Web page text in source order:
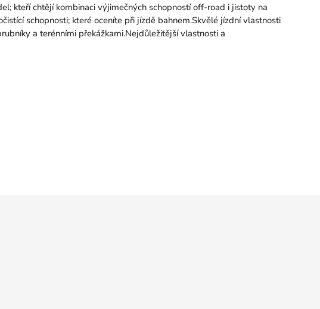
kteří chtějí kombinaci výjimečných schopností off-road i jistoty na
schopnosti; které oceníte při jízdě bahnem.Skvělé jízdní vlastnosti
a terénními překážkami.Nejdůležitější vlastnosti a